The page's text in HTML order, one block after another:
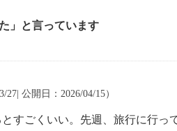
」と言っています
27| 公開日：2026/04/15）
すごくいい。先週、旅行に行